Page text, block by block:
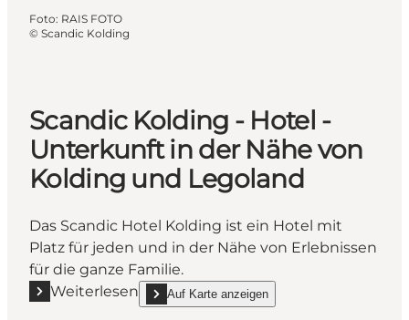
Foto: RAIS FOTO
© Scandic Kolding
Scandic Kolding - Hotel -
Unterkunft in der Nähe von
Kolding und Legoland
Das Scandic Hotel Kolding ist ein Hotel mit
Platz für jeden und in der Nähe von Erlebnissen
für die ganze Familie.
Weiterlesen
Mehr erfahren "Scandic Kolding - Hotel -
Auf Karte anzeigen
show Scandic Kolding - Hotel - Unterkunft in der